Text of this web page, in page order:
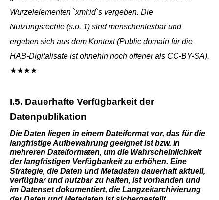
Wurzelelementen `xml:id`s vergeben. Die
Nutzungsrechte (s.o. 1) sind menschenlesbar und
ergeben sich aus dem Kontext (Public domain für die
HAB-Digitalisate ist ohnehin noch offener als CC-BY-SA).
★★★★
I.5. Dauerhafte Verfügbarkeit der
Datenpublikation
Die Daten liegen in einem Dateiformat vor, das für die
langfristige Aufbewahrung geeignet ist bzw. in
mehreren Dateiformaten, um die Wahrscheinlichkeit
der langfristigen Verfügbarkeit zu erhöhen. Eine
Strategie, die Daten und Metadaten dauerhaft aktuell,
verfügbar und nutzbar zu halten, ist vorhanden und
im Datenset dokumentiert, die Langzeitarchivierung